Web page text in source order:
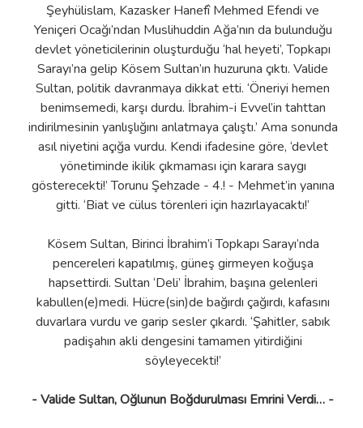
Şeyhülislam, Kazasker Hanefî Mehmed Efendi ve
Yeniçeri Ocağı’ndan Muslihuddin Ağa’nın da bulunduğu
devlet yöneticilerinin oluşturduğu ‘hal heyeti’, Topkapı
Sarayı’na gelip Kösem Sultan’ın huzuruna çıktı. Valide
Sultan, politik davranmaya dikkat etti. ‘Öneriyi hemen
benimsemedi, karşı durdu. İbrahim-i Evvel’in tahttan
indirilmesinin yanlışlığını anlatmaya çalıştı.’ Ama sonunda
asıl niyetini açığa vurdu. Kendi ifadesine göre, ‘devlet
yönetiminde ikilik çıkmaması için karara saygı
gösterecekti!’ Torunu Şehzade - 4.! - Mehmet’in yanına
gitti. ‘Biat ve cülus törenleri için hazırlayacaktı!’
Kösem Sultan, Birinci İbrahim’i Topkapı Sarayı’nda
pencereleri kapatılmış, güneş girmeyen koğuşa
hapsettirdi. Sultan ‘Deli’ İbrahim, başına gelenleri
kabullen(e)medi. Hücre(sin)de bağırdı çağırdı, kafasını
duvarlara vurdu ve garip sesler çıkardı. ‘Şahitler, sabık
padişahın akli dengesini tamamen yitirdiğini
söyleyecekti!’
- Valide Sultan, Oğlunun Boğdurulması Emrini Verdi… -